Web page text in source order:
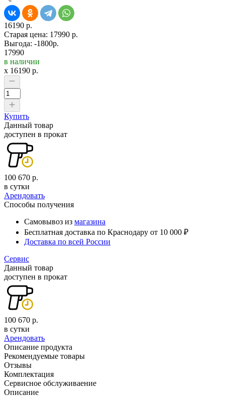
16190 р.
Старая цена: 17990 р.
Выгода: -1800р.
17990
в наличии
x 16190 р.
Купить
Данный товар
доступен в прокат
100 670 р.
в сутки
Арендовать
Способы получения
Самовывоз из магазина
Бесплатная доставка по Краснодару от 10 000 ₽
Доставка по всей России
Сервис
Данный товар
доступен в прокат
100 670 р.
в сутки
Арендовать
Описание продукта
Рекомендуемые товары
Отзывы
Комплектация
Сервисное обслуживаение
Описание